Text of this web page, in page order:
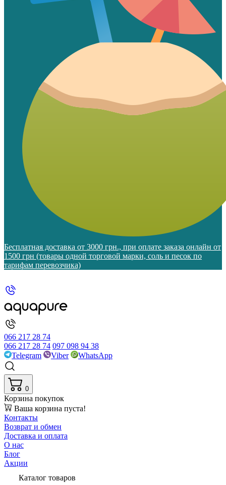
Бесплатная доставка от 3000 грн., при оплате заказа онлайн от
1500 грн (товары одной торговой марки, соль и песок по
тарифам перевозчика)
066 217 28 74
066 217 28 74 097 098 94 38
Telegram
Viber WhatsApp
0
Корзина покупок
Ваша корзина пуста!
Контакты
Возврат и обмен
Доставка и оплата
О нас
Блог
Акции
Каталог товаров